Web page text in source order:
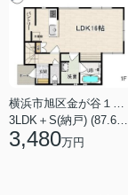
横浜市旭区金が谷１丁目
3LDK＋S(納戸) (87.61㎡)
3,480万円